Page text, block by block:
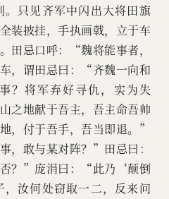
只见齐军中闪出大将田旗
装披挂，手执画戟，立于车
田忌口呼：“魏将能事者，
，谓田忌曰：“齐魏一向和
？将军弃好寻仇，实为失
之地献于吾主，吾主命吾帅
，付于吾手，吾当即退。”
，敢与某对阵？”田忌曰：
否？”庞涓曰：“此乃‘颠倒
汝何处窃取一二，反来问